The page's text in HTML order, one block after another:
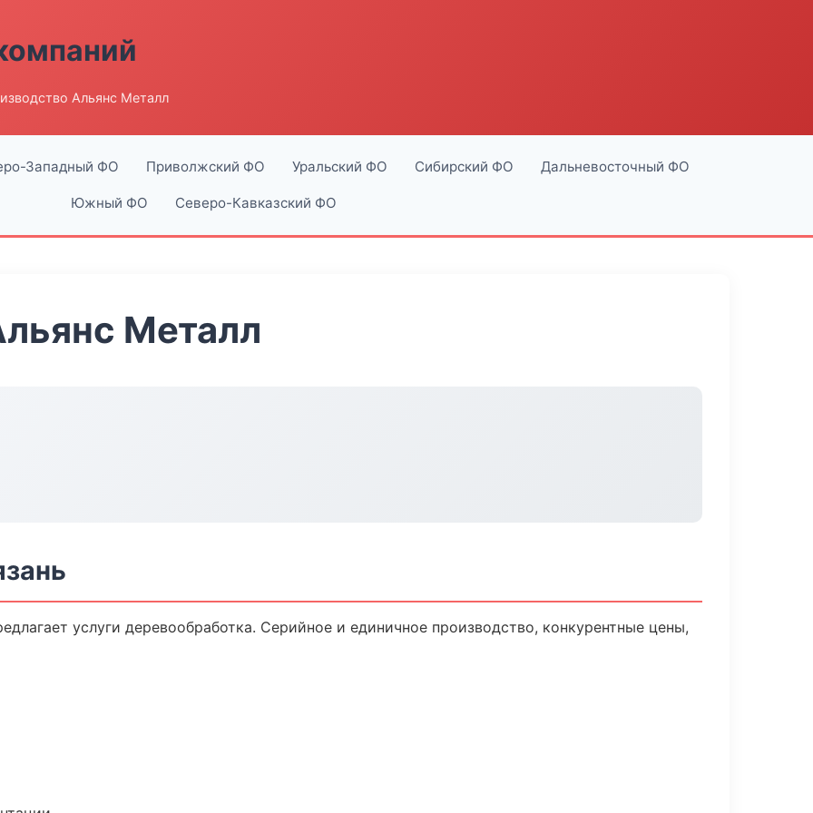
Альянс Металл
Западный ФО Приволжский ФО Уральский ФО Сибирский ФО Дальневосточный ФО
Южный ФО Северо-Кавказский ФО
Металл
услуги деревообработка. Серийное и единичное производство, конкурентные цены,